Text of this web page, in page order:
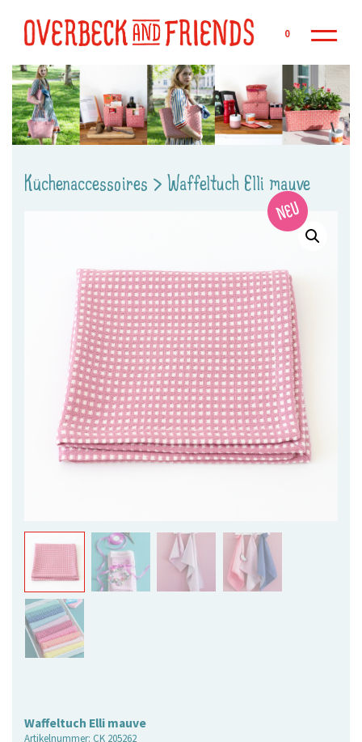
0
Küchenaccessoires > Waffeltuch Elli mauve
Waffeltuch Elli mauve
Artikelnummer: CK 205262